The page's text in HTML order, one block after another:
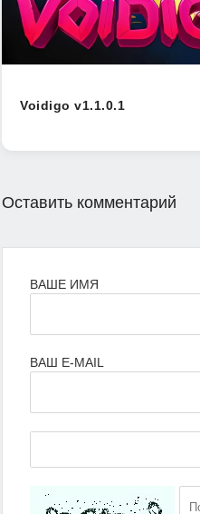
Voidigo v1.1.0.1
Оставить комментарий
ВАШЕ ИМЯ
ВАШ E-MAIL